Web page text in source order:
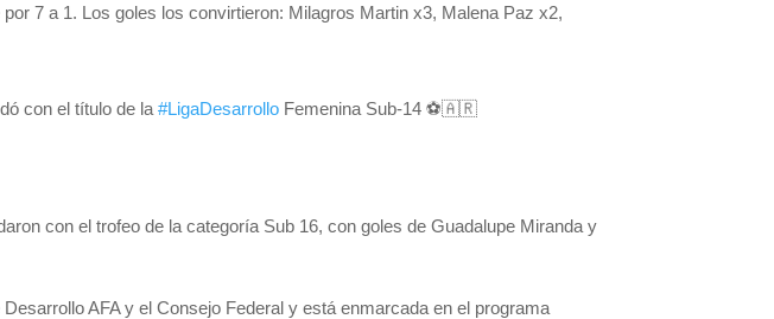
7 a 1. Los goles los convirtieron: Milagros Martin x3, Malena Paz x2,
con el título de la#LigaDesarrollo Femenina Sub-14 ⚽️🇦🇷
con el trofeo de la categoría Sub 16, con goles de Guadalupe Miranda y
AFA y el Consejo Federal y está enmarcada en el programa